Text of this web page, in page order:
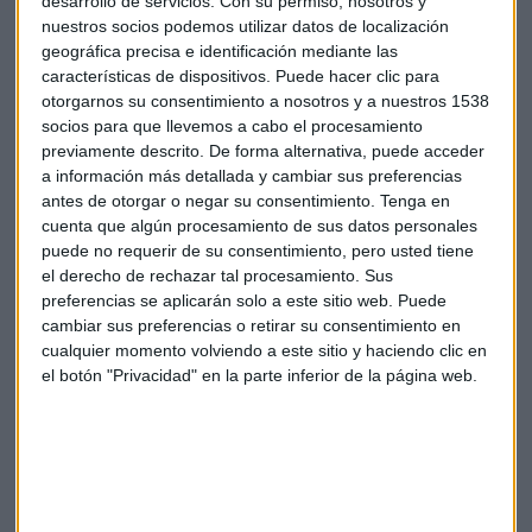
nuestros socios podemos utilizar datos de localización
geográfica precisa e identificación mediante las
características de dispositivos. Puede hacer clic para
otorgarnos su consentimiento a nosotros y a nuestros 1538
socios para que llevemos a cabo el procesamiento
previamente descrito. De forma alternativa, puede acceder
a información más detallada y cambiar sus preferencias
antes de otorgar o negar su consentimiento. Tenga en
cuenta que algún procesamiento de sus datos personales
puede no requerir de su consentimiento, pero usted tiene
el derecho de rechazar tal procesamiento. Sus
preferencias se aplicarán solo a este sitio web. Puede
cambiar sus preferencias o retirar su consentimiento en
cualquier momento volviendo a este sitio y haciendo clic en
el botón "Privacidad" en la parte inferior de la página web.
defenderse de UBER en China, con fondos procedentes de
nuevos inversores. La guerra de precios ya es un hecho en
Pekín, los pekineses prefieren estos servicios a los “sucios y
mal cuidados taxis de la ciudad”, aseguran. Y esta empresa
con el apoyo económico de Alibaba anunció a principios de
este mes que su intención es regalar mil millones de yuanes
en paseos a viajeros para competir con Uber y Yidao
Yongche. Y es que Didi Kuadi domina este mercado con el
78% de las reservas de paseo mientras Uber tiene un 11%.